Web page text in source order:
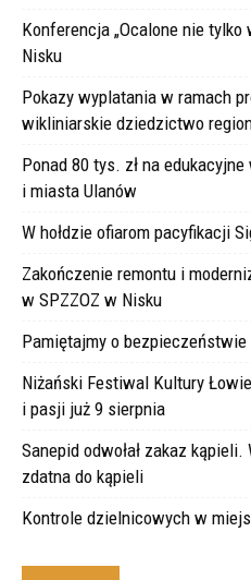
Konferencja „Ocalone nie
Nisku
Pokazy wyplatania w ramach
wikliniarskie dziedzictwo
Ponad 80 tys. zł na
i miasta Ulanów
W hołdzie ofiarom pacyfikacji
Zakończenie remontu i
w SPZZOZ w Nisku
Pamiętajmy o
Niżański Festiwal Kultury
i pasji już 9 sierpnia
Sanepid odwołał zakaz
zdatna do kąpieli
Kontrole dzielnicowych w